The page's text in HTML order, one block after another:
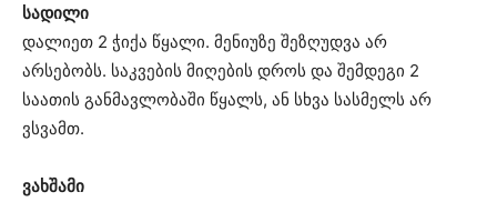
სადილი
დალიეთ 2 ჭიქა წყალი. მენიუზე შეზღუდვა არ
არსებობს. საკვების მიღების დროს და შემდეგი 2
საათის განმავლობაში წყალს, ან სხვა სასმელს არ
ვსვამთ.
ვახშამი